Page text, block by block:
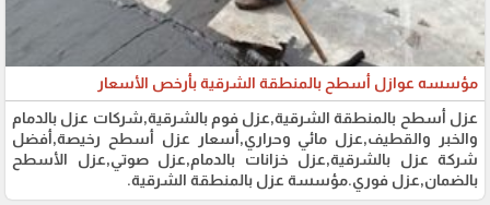
مؤسسه عوازل أسطح بالمنطقة الشرقية بأرخص الأسعار
عزل أسطح بالمنطقة الشرقية,عزل فوم بالشرقية,شركات عزل بالدمام
والخبر والقطيف,عزل مائي وحراري,أسعار عزل أسطح رخيصة,أفضل
شركة عزل بالشرقية,عزل خزانات بالدمام,عزل صوتي,عزل الأسطح
بالضمان,عزل فوري.مؤسسة عزل بالمنطقة الشرقية.